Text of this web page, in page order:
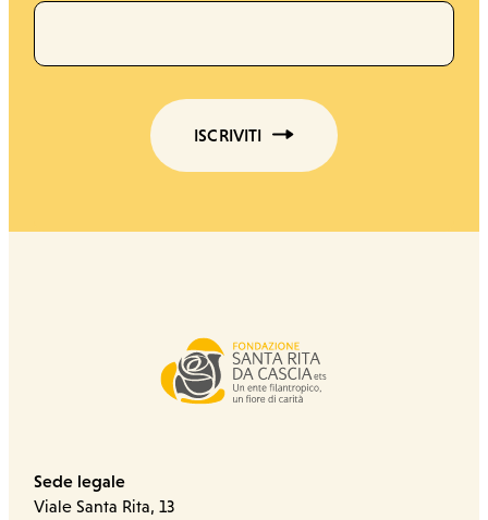
ISCRIVITI
Sede legale
Viale Santa Rita, 13